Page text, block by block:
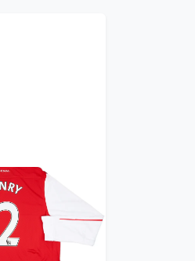
Player Issue
Henry #12
ca. €496